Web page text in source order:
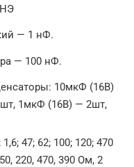
— 1 нФ.
— 100 нФ.
10мкФ (16В)
1мкФ (16В) — 2шт,
47; 62; 100; 120; 470
220, 470, 390 Ом, 2